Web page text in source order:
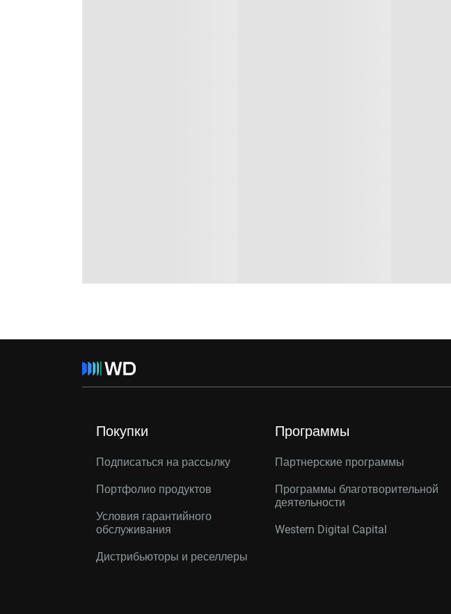
Покупки
Подписаться на рассылку
Портфолио продуктов
Условия гарантийного
обслуживания
Дистрибьюторы и реселлеры
Программы
Партнерские программы
Программы благотворительной
деятельности
Western Digital Capital